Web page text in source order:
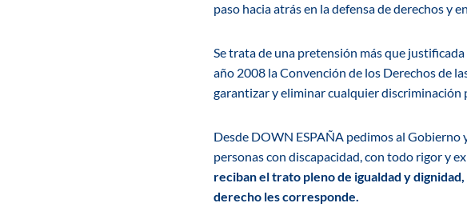
paso hacia atrás en la defensa de derechos y
Se trata de una pretensión más que
año 2008 la Convención de los Derechos de
garantizar y eliminar cualquier discriminación
Desde DOWN ESPAÑA pedimos al
personas con discapacidad, con todo rigor y
reciban el trato pleno de igualdad y
derecho les corresponde.